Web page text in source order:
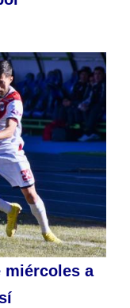
miércoles a